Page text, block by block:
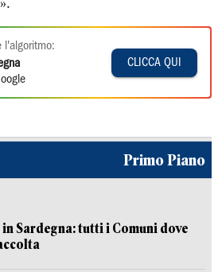
l'algoritmo:
CLICCA QUI
Primo Piano
Sardegna: tutti i Comuni dove